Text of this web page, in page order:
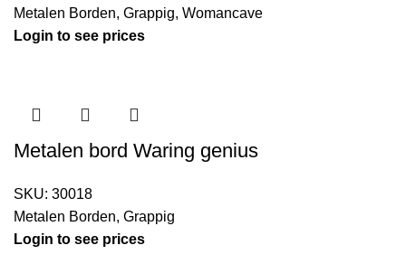
Metalen Borden, Grappig, Womancave
Login to see prices
Metalen bord Waring genius
SKU: 30018
Metalen Borden, Grappig
Login to see prices